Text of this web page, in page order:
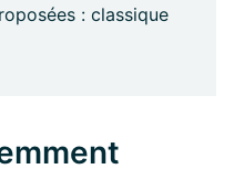
: classique